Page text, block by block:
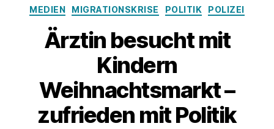
Kategorien
MEDIEN MIGRATIONSKRISE POLITIK POLIZEI
Ärztin besucht mit
Kindern
Weihnachtsmarkt –
zufrieden mit Politik